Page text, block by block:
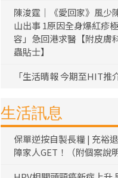
陳浚霆｜《愛回家》風少
山出事 1原因全身爆紅疹
容」急回港求醫【附皮膚
蟲貼士】
「生活晴報 今期至HIT推介
生活訊息
保單逆按自製長糧 | 充裕
障家人GET！（附個案說明